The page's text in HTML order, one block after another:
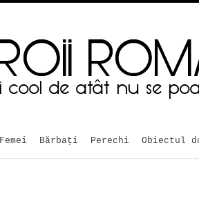
Femei Bărbaţi Perechi Obiectul